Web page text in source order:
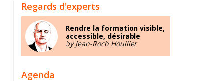
Regards d'experts
Rendre la formation visible,
accessible, désirable
by Jean-Roch Houllier
Agenda